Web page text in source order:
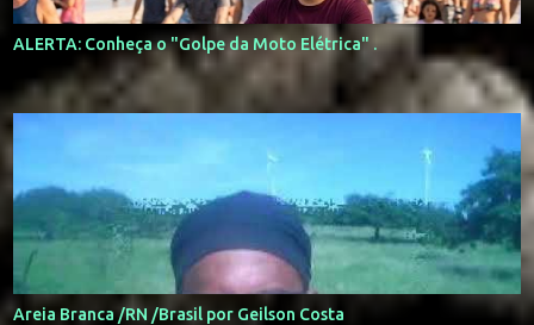
ALERTA: Conheça o "Golpe da Moto Elétrica" .
Areia Branca /RN /Brasil por Geilson Costa